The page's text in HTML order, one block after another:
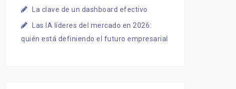
La clave de un dashboard efectivo
Las IA líderes del mercado en 2026:
quién está definiendo el futuro empresarial